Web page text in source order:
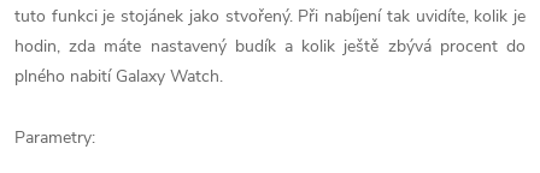
tuto funkci je stojánek jako stvořený. Při nabíjení tak uvidíte, kolik je
hodin, zda máte nastavený budík a kolik ještě zbývá procent do
plného nabití Galaxy Watch.
Parametry: